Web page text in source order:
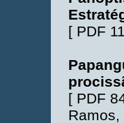
[ PDF
[ PDF
Ramos,